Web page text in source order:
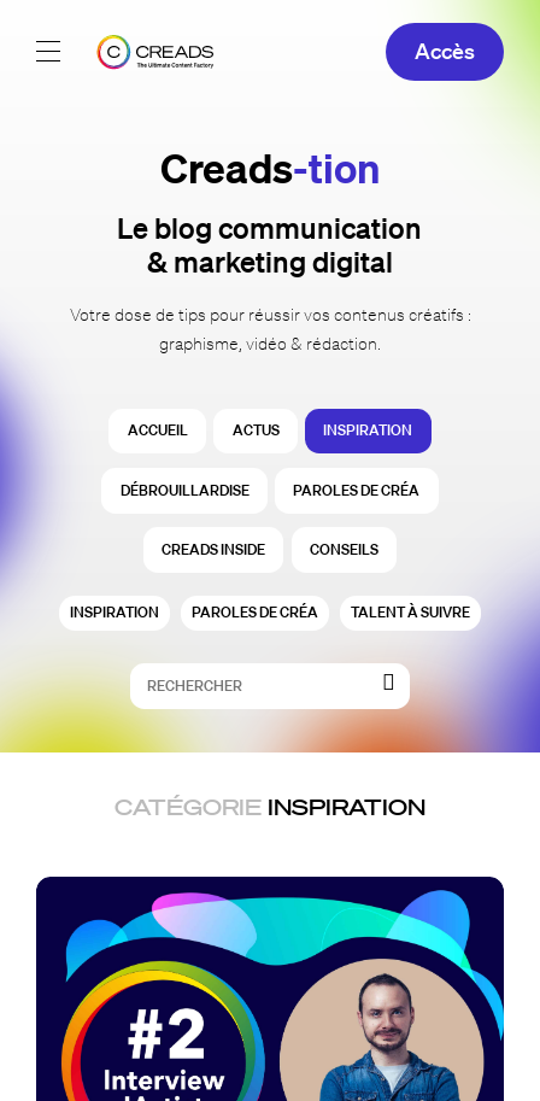
Guide
Accès
Creads-tion
Le blog communication
& marketing digital
Votre dose de tips pour réussir vos contenus créatifs :
graphisme, vidéo & rédaction.
ACCUEIL ACTUS INSPIRATION
DÉBROUILLARDISE PAROLES DE CRÉA
CREADS INSIDE CONSEILS
INSPIRATION PAROLES DE CRÉA TALENT À SUIVRE
CATÉGORIE INSPIRATION